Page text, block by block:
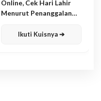
Online, Cek Hari Lahir
Menurut Penanggalan
Ikuti Kuisnya ➔